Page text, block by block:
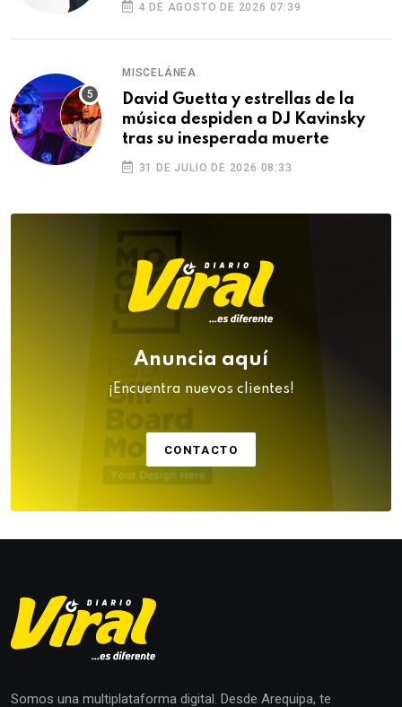
4 DE AGOSTO DE 2026 07:39
MISCELÁNEA
David Guetta y estrellas de la
música despiden a DJ Kavinsky
tras su inesperada muerte
31 DE JULIO DE 2026 08:33
Anuncia aquí
¡Encuentra nuevos clientes!
CONTACTO
Somos una multiplataforma digital. Desde Arequipa, te